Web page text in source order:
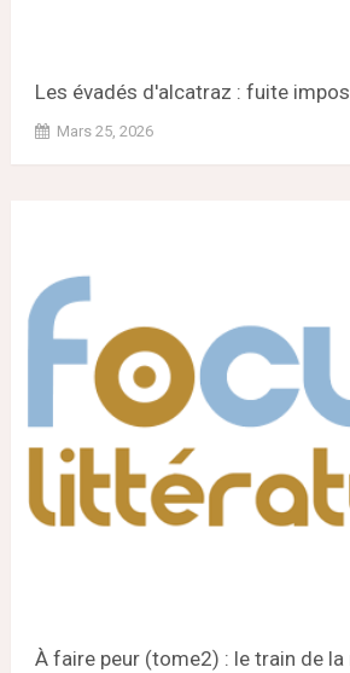
Les évadés d'alcatraz : fuite
Mars 25, 2026
À faire peur (tome2) : le train de